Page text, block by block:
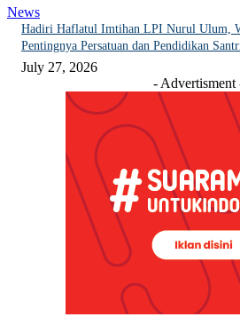
News
Hadiri Haflatul Imtihan LPI Nurul Ulum,
Pentingnya Persatuan dan Pendidikan
July 27, 2026
- Advertisment